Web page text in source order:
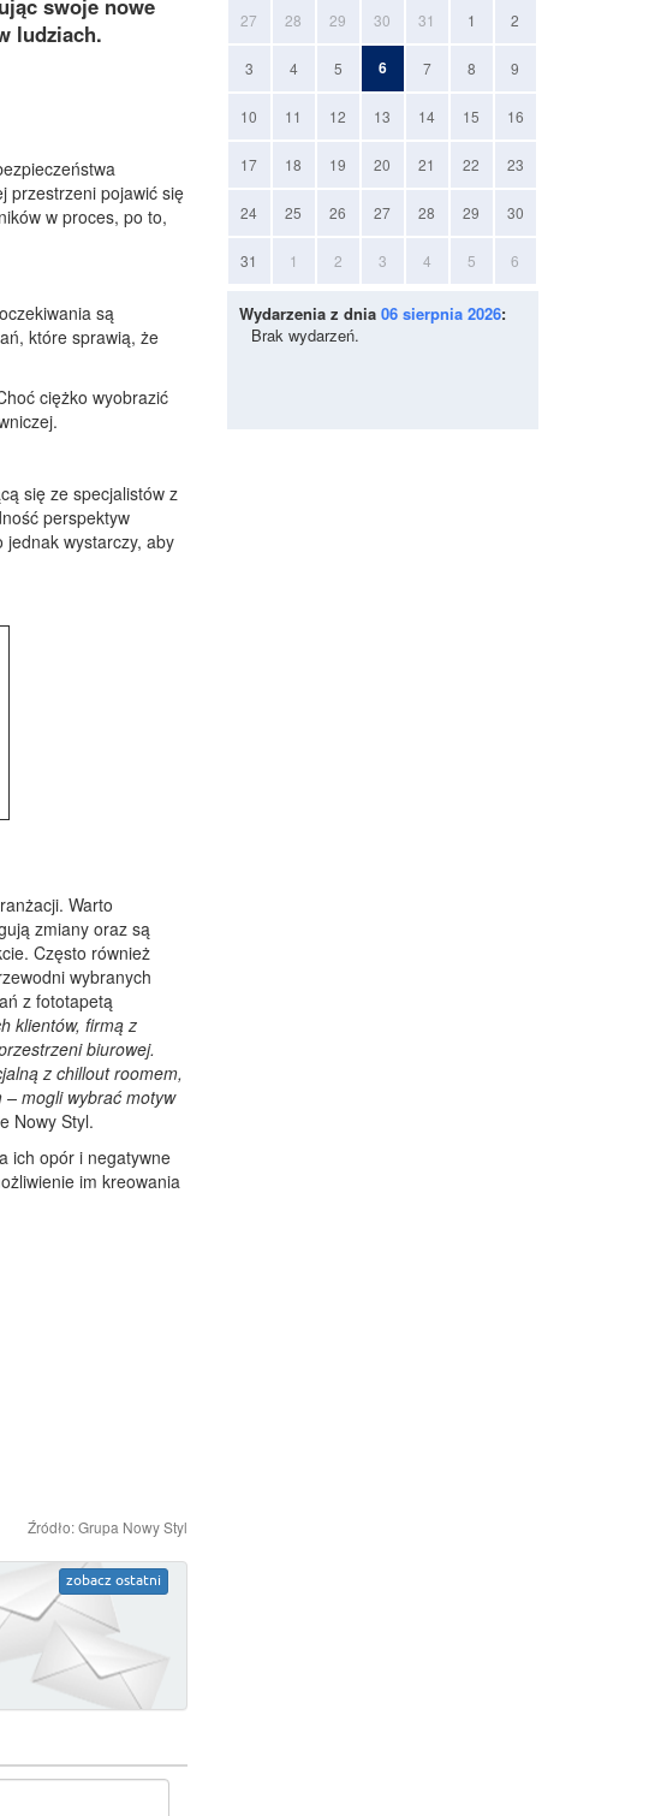
swoje nowe
ludziach.
przestrzeni pojawić się
w proces, po to,
są
które sprawią, że
ciężko wyobrazić
się ze specjalistów z
perspektyw
wystarczy, aby
Warto
zmiany oraz są
Często również
wybranych
z fototapetą
klientów, firmą z
biurowej.
z chillout roomem,
– mogli wybrać motyw
Nowy Styl.
ich opór i negatywne
im kreowania
Źródło: Grupa Nowy Styl
zobacz ostatni
27 28 29 30 31 1 2
3 4 5 6 7 8 9
10 11 12 13 14 15 16
17 18 19 20 21 22 23
24 25 26 27 28 29 30
31 1 2 3 4 5 6
Wydarzenia z dnia 06 sierpnia 2026:
Brak wydarzeń.